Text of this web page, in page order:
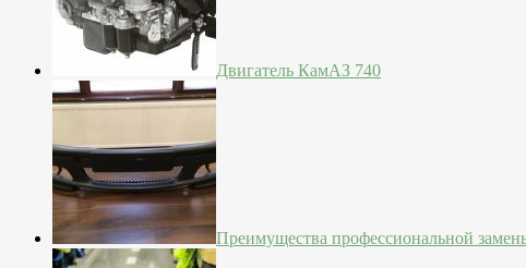
Двигатель КамАЗ 740
Преимущества профессиональной